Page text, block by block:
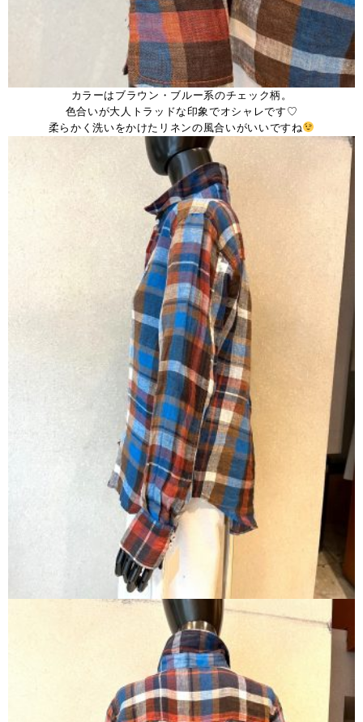
カラーはブラウン・ブルー系のチェック柄。
色合いが大人トラッドな印象でオシャレです♡
柔らかく洗いをかけたリネンの風合いがいいですね